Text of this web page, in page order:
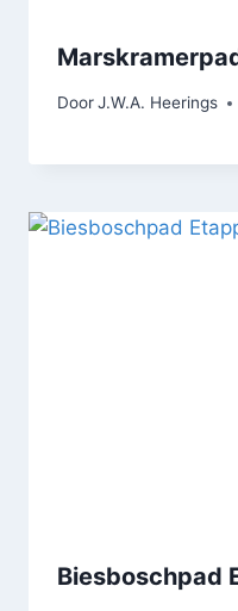
DoorJ.W.A. Heerings
Biesboschpad